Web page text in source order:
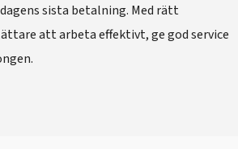
sista betalning. Med rätt
att arbeta effektivt, ge god service